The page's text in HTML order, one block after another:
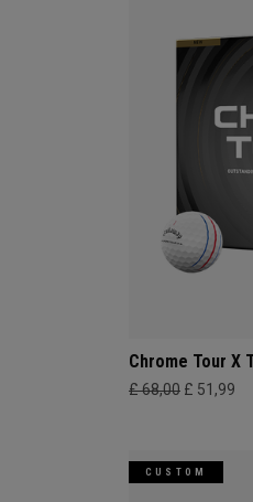
Chrome Tour X
£ 68,00 £ 51,99
CUSTOM